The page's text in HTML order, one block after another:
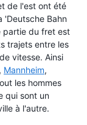
de l'est ont été
'Deutsche Bahn
partie du fret est
trajets entre les
vitesse. Ainsi
, Mannheim,
les hommes
qui sont un
à l'autre.